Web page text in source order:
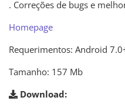
. Correções de bugs e
Homepage
Requerimentos: Android
Tamanho: 157 Mb
Download: